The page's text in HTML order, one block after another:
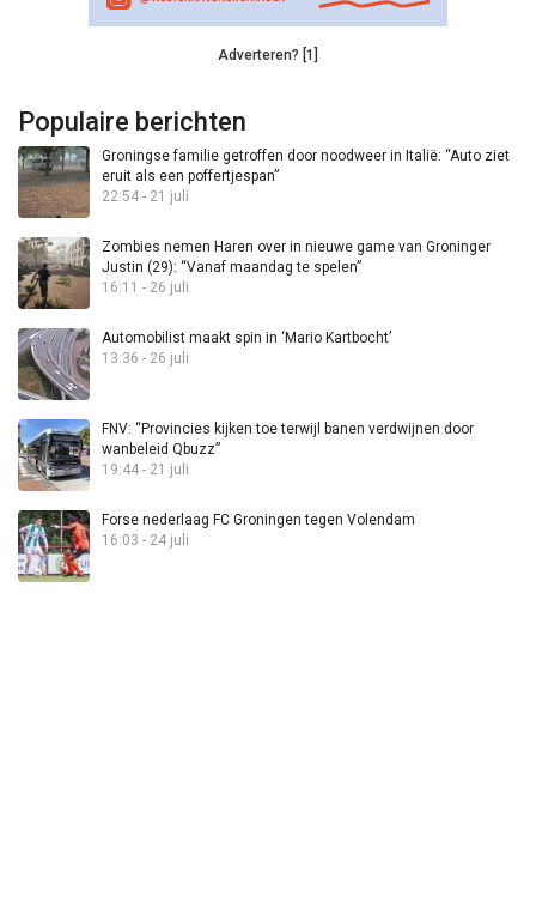
Adverteren? [1]
Populaire berichten
Groningse familie getroffen door noodweer in Italië: “Auto ziet
eruit als een poffertjespan”
22:54 - 21 juli
Zombies nemen Haren over in nieuwe game van Groninger
Justin (29): “Vanaf maandag te spelen”
16:11 - 26 juli
Automobilist maakt spin in ‘Mario Kartbocht’
13:36 - 26 juli
FNV: “Provincies kijken toe terwijl banen verdwijnen door
wanbeleid Qbuzz”
19:44 - 21 juli
Forse nederlaag FC Groningen tegen Volendam
16:03 - 24 juli